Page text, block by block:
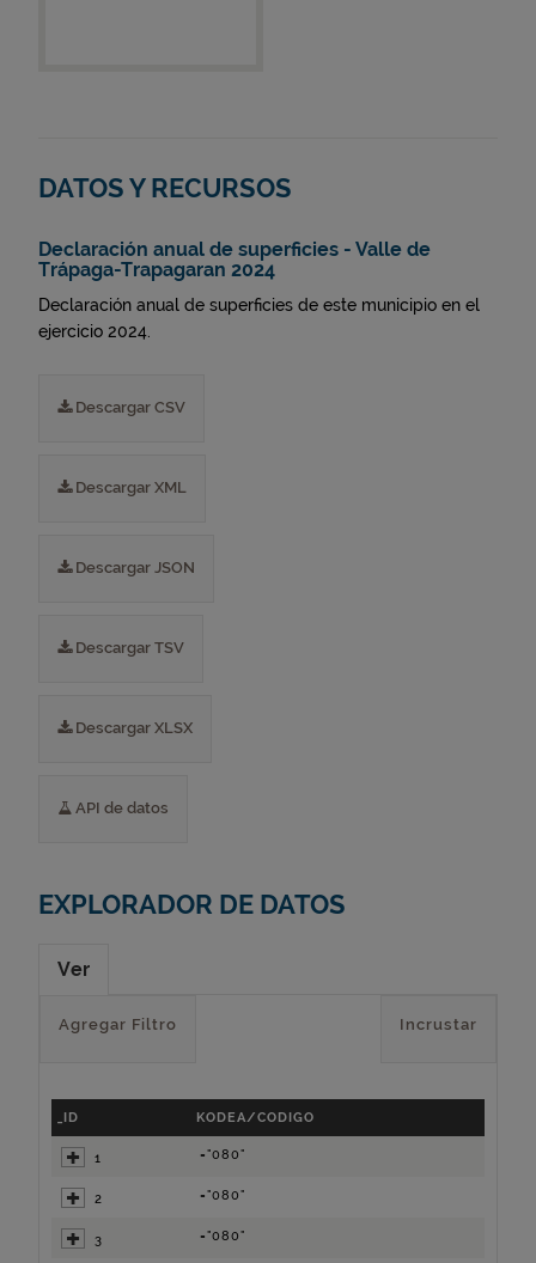
DATOS Y RECURSOS
Declaración anual de superficies - Valle de
Trápaga-Trapagaran 2024
Declaración anual de superficies de este municipio en el
ejercicio 2024.
Descargar CSV
Descargar XML
Descargar JSON
Descargar TSV
Descargar XLSX
API de datos
EXPLORADOR DE DATOS
Ver
Incrustar
Agregar Filtro
_ID KODEA/CODIGO
1 ="080"
2 ="080"
3 ="080"